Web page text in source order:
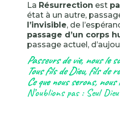
La Résurrection est
état à un autre,
l’invisible, de
passage d’un corps
passage actuel,
Passeurs de vie, nous le
Tous fils de Dieu, fils de
Ce que nous serons,
N’oublions pas : Seul